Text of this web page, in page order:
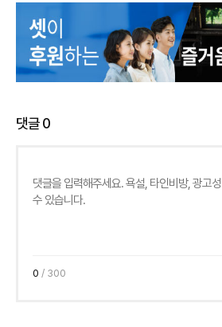
댓글0
0 / 300